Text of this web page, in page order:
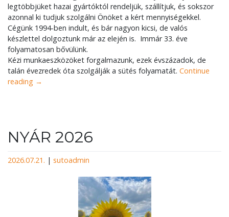
legtöbbjüket hazai gyártóktól rendeljük, szállítjuk, és sokszor
azonnal ki tudjuk szolgálni Önöket a kért mennyiségekkel.
Cégünk 1994-ben indult, és bár nagyon kicsi, de valós
készlettel dolgoztunk már az elején is. Immár 33. éve
folyamatosan bővülünk.
Kézi munkaeszközöket forgalmazunk, ezek évszázadok, de
talán évezredek óta szolgálják a sütés folyamatát. Continue
reading →
NYÁR 2026
2026.07.21. | sutoadmin